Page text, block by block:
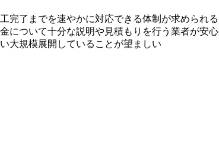
完了までを速やかに対応できる体制が求められる
について十分な説明や見積もりを行う業者が安心
大規模展開していることが望ましい